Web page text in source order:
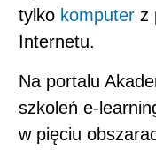
tylko komputerz
Internetu.
Na portalu
szkoleń e-
w pięciu